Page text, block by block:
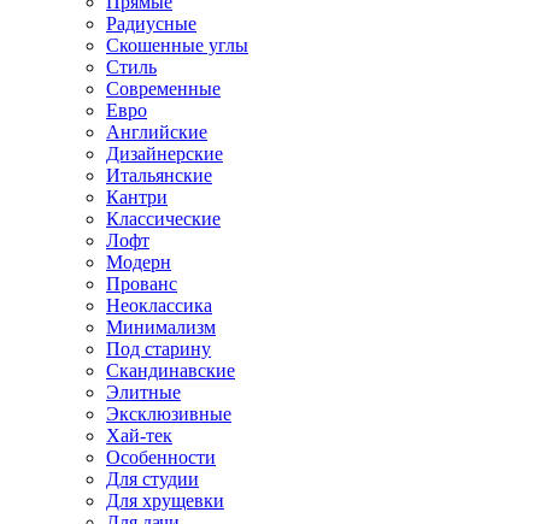
Радиусные
Скошенные углы
Стиль
Современные
Евро
Английские
Дизайнерские
Итальянские
Кантри
Классические
Лофт
Модерн
Прованс
Неоклассика
Минимализм
Под старину
Скандинавские
Элитные
Эксклюзивные
Хай-тек
Особенности
Для студии
Для хрущевки